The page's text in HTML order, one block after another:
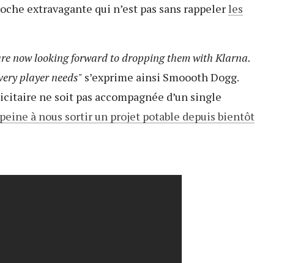
extravagante qui n’est pas sans rappelerles
now looking forward to dropping them with Klarna.
player needs"s’exprime ainsi Smoooth Dogg.
ne soit pas accompagnée d’un single
à nous sortir un projet potable depuis bientôt